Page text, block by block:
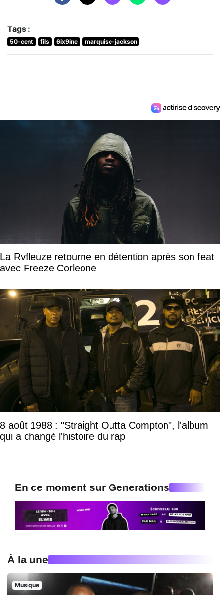
Tags :
50-cent fils 6ix9ine marquise-jackson
La Rvfleuze retourne en détention après son feat
avec Freeze Corleone
8 août 1988 : "Straight Outta Compton", l'album
qui a changé l'histoire du rap
En ce moment sur Generations
À la une
Musique